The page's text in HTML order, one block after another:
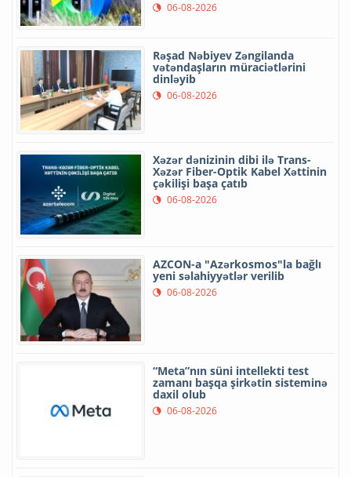
06-08-2026
Rəşad Nəbiyev Zəngilanda
vətəndaşların müraciətlərini
dinləyib
06-08-2026
Xəzər dənizinin dibi ilə Trans-
Xəzər Fiber-Optik Kabel Xəttinin
çəkilişi başa çatıb
06-08-2026
AZCON-a "Azərkosmos"la bağlı
yeni səlahiyyətlər verilib
06-08-2026
“Meta”nın süni intellekti test
zamanı başqa şirkətin sisteminə
daxil olub
06-08-2026